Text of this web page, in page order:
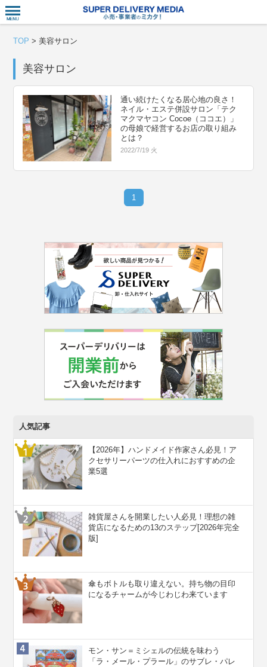
TOP >美容サロン
美容サロン
通い続けたくなる居心地の良さ！
ネイル・エステ併設サロン「テク
マクマヤコン Cocoe（ココエ）」
の母娘で経営するお店の取り組み
とは？
2022/7/19 火
1
人気記事
【2026年】ハンドメイド作家さん必見！ア
クセサリーパーツの仕入れにおすすめの企
業5選
雑貨屋さんを開業したい人必見！理想の雑
貨店になるための13のステップ[2026年完全
版]
傘もボトルも取り違えない。持ち物の目印
になるチャームが今じわじわ来ています
モン・サン＝ミシェルの伝統を味わう
「ラ・メール・プラール」のサブレ・パレ